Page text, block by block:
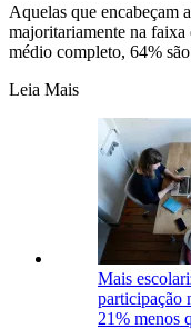
Aquelas que encabeçam
majoritariamente na faixa
médio completo, 64%
Leia Mais
Mais
participação
21% menos